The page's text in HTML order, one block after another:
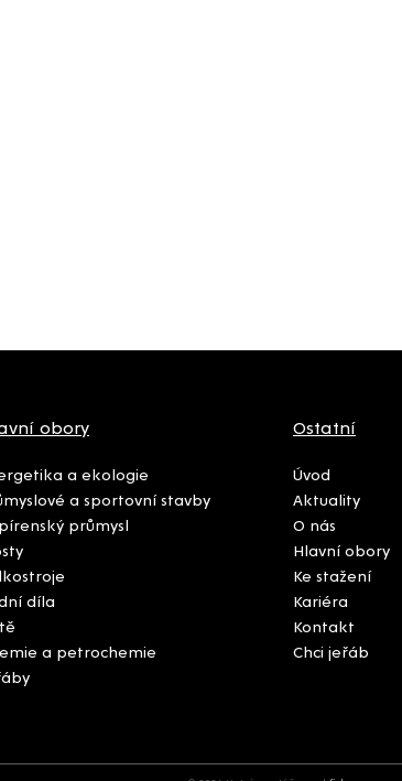
obory
a ekologie
a sportovní stavby
průmysl
díla
a petrochemie
Ostatní
Úvod
Aktuality
O nás
Hlavní obory
Ke stažení
Kariéra
Kontakt
Chci jeřáb